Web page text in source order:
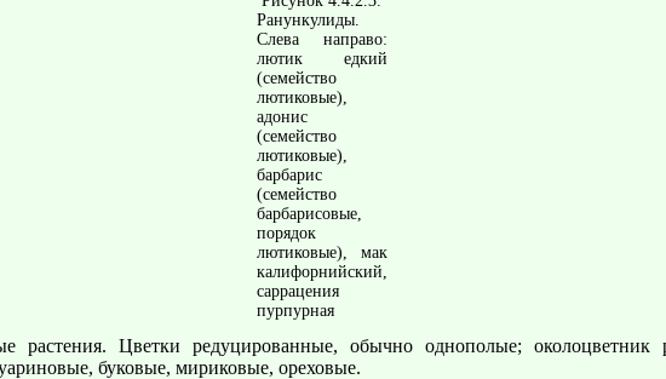
Ранункулиды.
Слева направо:
лютик едкий
(семейство
лютиковые),
адонис
(семейство
лютиковые),
барбарис
(семейство
барбарисовые,
порядок
лютиковые), мак
калифорнийский,
саррацения
пурпурная
растения. Цветки редуцированные, обычно однополые; околоцветник
буковые, мириковые, ореховые.